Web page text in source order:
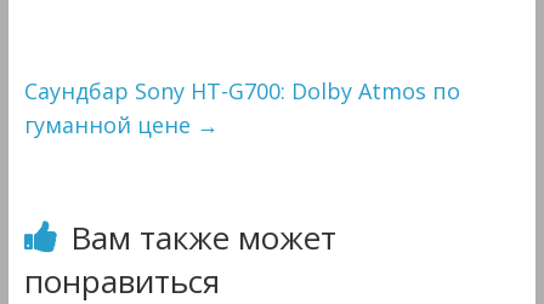
Саундбар Sony HT-G700: Dolby Atmos по
гуманной цене →
Вам также может
понравиться